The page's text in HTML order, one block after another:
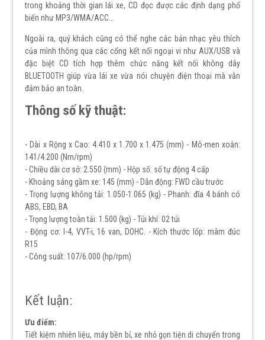
trong khoảng thời gian lái xe, CD đọc được các định dạng phổ
biến như MP3/WMA/ACC...
Ngoài ra, quý khách cũng có thể nghe các bản nhạc yêu thích
của mình thông qua các cổng kết nối ngoại vi như AUX/USB và
đặc biệt CD tích hợp thêm chức năng kết nối không dây
BLUETOOTH giúp vừa lái xe vừa nói chuyện điện thoại mà vẫn
đảm bảo an toàn.
Thông số kỹ thuật:
- Dài x Rộng x Cao: 4.410 x 1.700 x 1.475 (mm) - Mô-men xoắn:
141/4.200 (Nm/rpm)
- Chiều dài cơ sở: 2.550 (mm) - Hộp số: số tự động 4 cấp
- Khoảng sáng gầm xe: 145 (mm) - Dẫn động: FWD cầu trước
- Trọng lượng không tải: 1.050-1.065 (kg) - Phanh: đĩa 4 bánh có
ABS, EBD, BA
- Trọng lượng toàn tải: 1.500 (kg) - Túi khí: 02 túi
- Động cơ: I-4, VVT-i, 16 van, DOHC. - Kích thước lốp: mâm đúc
R15
- Công suất: 107/6.000 (hp/rpm)
Kết luận:
Ưu điểm:
Tiết kiệm nhiên liệu, máy bền bỉ, xe nhỏ gọn tiện di chuyển trong